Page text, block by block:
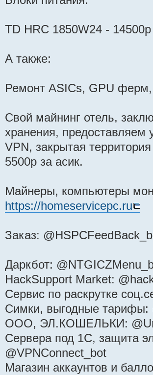
TD HRC 1850W24 - 14500р
А также:
Ремонт ASICs, GPU
Свой майнинг отель,
хранения, предоставляем
VPN, закрытая
5500р за асик.
Майнеры, компьютеры
https://homeservicepc.ru
Заказ:
Даркбот:
HackSupport Market:
Сервис по раскрутке
Симки, выгодные тарифы:
ООО, ЭЛ.КОШЕЛЬКИ:
Сервера под 1С, защита
@VPNConnect_bot
Магазин аккаунтов и